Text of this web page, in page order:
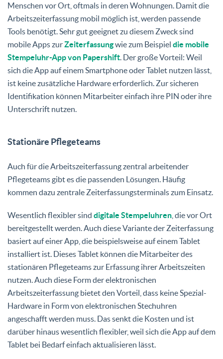
Menschen vor Ort, oftmals in deren Wohnungen. Damit die
Arbeitszeiterfassung mobil möglich ist, werden passende
Tools benötigt. Sehr gut geeignet zu diesem Zweck sind
mobile Apps zurZeiterfassungwie zum Beispiel die mobile
Stempeluhr-App von Papershift. Der große Vorteil: Weil
sich die App auf einem Smartphone oder Tablet nutzen lässt,
ist keine zusätzliche Hardware erforderlich. Zur sicheren
Identifikation können Mitarbeiter einfach ihre PIN oder ihre
Unterschrift nutzen.
Stationäre Pflegeteams
Auch für die Arbeitszeiterfassung zentral arbeitender
Pflegeteams gibt es die passenden Lösungen. Häufig
kommen dazu zentrale Zeiterfassungsterminals zum Einsatz.
Wesentlich flexibler sind digitale Stempeluhren , die vor Ort
bereitgestellt werden. Auch diese Variante der Zeiterfassung
basiert auf einer App, die beispielsweise auf einem Tablet
installiert ist. Dieses Tablet können die Mitarbeiter des
stationären Pflegeteams zur Erfassung ihrer Arbeitszeiten
nutzen. Auch diese Form der elektronischen
Arbeitszeiterfassung bietet den Vorteil, dass keine Spezial-
Hardware in Form von elektronischen Stechuhren
angeschafft werden muss. Das senkt die Kosten und ist
darüber hinaus wesentlich flexibler, weil sich die App auf dem
Tablet bei Bedarf einfach aktualisieren lässt.